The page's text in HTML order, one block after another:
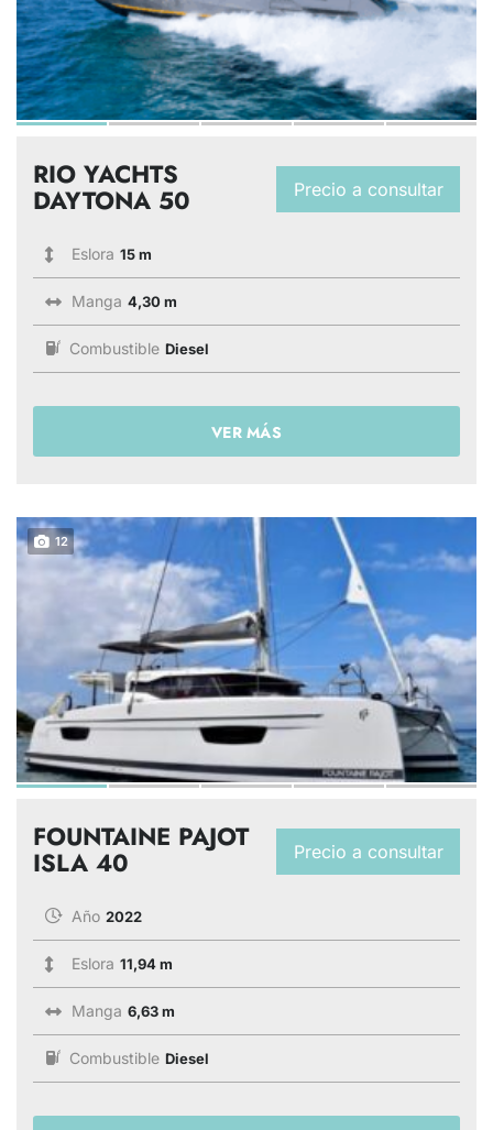
Precio a consultar
RIO YACHTS
DAYTONA 50
Eslora 15 m
Manga 4,30 m
Combustible Diesel
VER MÁS
12
Precio a consultar
FOUNTAINE PAJOT
ISLA 40
Año 2022
Eslora 11,94 m
Manga 6,63 m
Combustible Diesel